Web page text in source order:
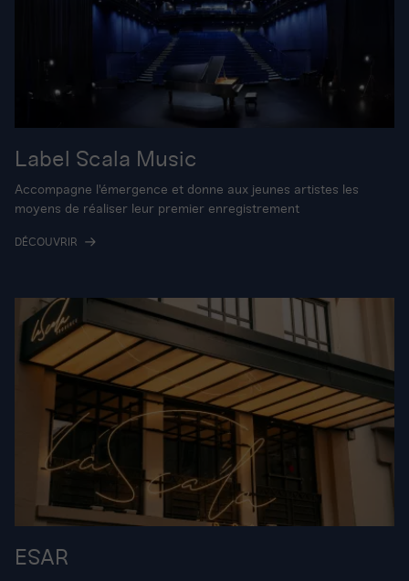
Label Scala Music
Accompagne l'émergence et donne aux jeunes artistes les
moyens de réaliser leur premier enregistrement
DÉCOUVRIR
ESAR